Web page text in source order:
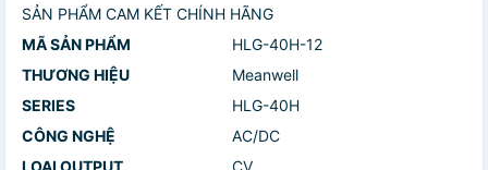
SẢN PHẨM CAM KẾT CHÍNH HÃNG
MÃ SẢN PHẨM
HLG-40H-12
THƯƠNG HIỆU
Meanwell
SERIES
HLG-40H
CÔNG NGHỆ
AC/DC
LOẠI OUTPUT
CV